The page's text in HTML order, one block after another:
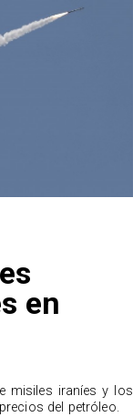
en
misiles iraníes y los
del petróleo.